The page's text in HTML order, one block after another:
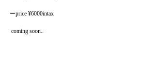
ーprice ¥6000intax